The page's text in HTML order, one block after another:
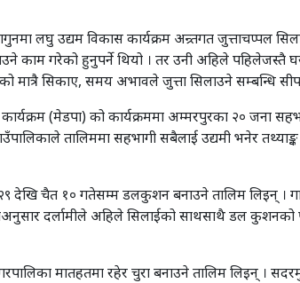
लघु उद्यम विकास कार्यक्रम अन्र्तगत जुत्ताचप्पल
काम गरेको हुनुपर्ने थियो । तर उनी अहिले पहिलेजस्तै
सिकाए, समय अभावले जुत्ता सिलाउने सम्बन्धि
(मेडपा) को कार्यक्रममा अम्मरपुरका २० जना
तालिममा सहभागी सबैलाई उद्यमी भनेर
देखि चैत १० गतेसम्म डलकुशन बनाउने तालिम लिइन् ।
दर्लामीले अहिले सिलाईको साथसाथै डल कुशनको
मातहतमा रहेर चुरा बनाउने तालिम लिइन् ।